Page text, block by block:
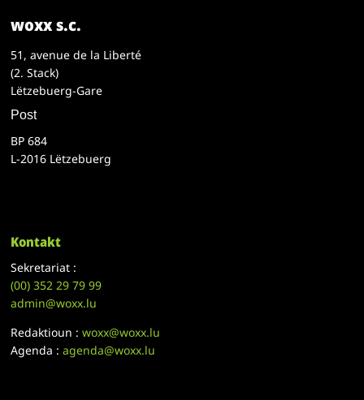
woxx s.c.
51, avenue de la Liberté
(2. Stack)
Lëtzebuerg-Gare
Post
BP 684
L-2016 Lëtzebuerg
Kontakt
Sekretariat :
(00)352 29 79 99
admin@woxx.lu
Redaktioun :woxx@woxx.lu
Agenda :agenda@woxx.lu